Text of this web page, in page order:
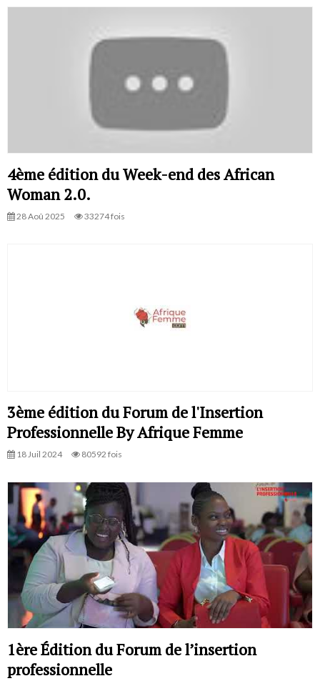
4ème édition du Week-end des African
Woman 2.0.
28 Aoû 2025 33274 fois
3ème édition du Forum de l'Insertion
Professionnelle By Afrique Femme
18 Juil 2024 80592 fois
1ère Édition du Forum de l’insertion
professionnelle